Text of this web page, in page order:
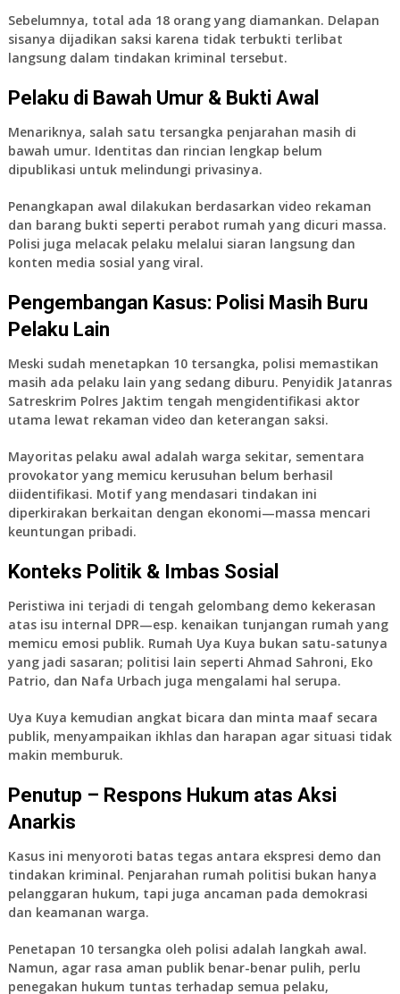
Sebelumnya, total ada 18 orang yang diamankan. Delapan
sisanya dijadikan saksi karena tidak terbukti terlibat
langsung dalam tindakan kriminal tersebut.
Pelaku di Bawah Umur & Bukti Awal
Menariknya, salah satu tersangka penjarahan masih di
bawah umur. Identitas dan rincian lengkap belum
dipublikasi untuk melindungi privasinya.
Penangkapan awal dilakukan berdasarkan video rekaman
dan barang bukti seperti perabot rumah yang dicuri massa.
Polisi juga melacak pelaku melalui siaran langsung dan
konten media sosial yang viral.
Pengembangan Kasus: Polisi Masih Buru
Pelaku Lain
Meski sudah menetapkan 10 tersangka, polisi memastikan
masih ada pelaku lain yang sedang diburu. Penyidik Jatanras
Satreskrim Polres Jaktim tengah mengidentifikasi aktor
utama lewat rekaman video dan keterangan saksi.
Mayoritas pelaku awal adalah warga sekitar, sementara
provokator yang memicu kerusuhan belum berhasil
diidentifikasi. Motif yang mendasari tindakan ini
diperkirakan berkaitan dengan ekonomi—massa mencari
keuntungan pribadi.
Konteks Politik & Imbas Sosial
Peristiwa ini terjadi di tengah gelombang demo kekerasan
atas isu internal DPR—esp. kenaikan tunjangan rumah yang
memicu emosi publik. Rumah Uya Kuya bukan satu-satunya
yang jadi sasaran; politisi lain seperti Ahmad Sahroni, Eko
Patrio, dan Nafa Urbach juga mengalami hal serupa.
Uya Kuya kemudian angkat bicara dan minta maaf secara
publik, menyampaikan ikhlas dan harapan agar situasi tidak
makin memburuk.
Penutup – Respons Hukum atas Aksi
Anarkis
Kasus ini menyoroti batas tegas antara ekspresi demo dan
tindakan kriminal. Penjarahan rumah politisi bukan hanya
pelanggaran hukum, tapi juga ancaman pada demokrasi
dan keamanan warga.
Penetapan 10 tersangka oleh polisi adalah langkah awal.
Namun, agar rasa aman publik benar-benar pulih, perlu
penegakan hukum tuntas terhadap semua pelaku,